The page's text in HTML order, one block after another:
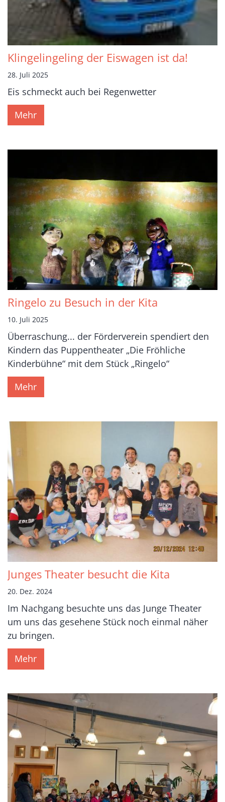
Klingelingeling der Eiswagen ist da!
28. Juli 2025
Eis schmeckt auch bei Regenwetter
Mehr
Ringelo zu Besuch in der Kita
10. Juli 2025
Überraschung... der Förderverein spendiert den
Kindern das Puppentheater „Die Fröhliche
Kinderbühne“ mit dem Stück „Ringelo“
Mehr
Junges Theater besucht die Kita
20. Dez. 2024
Im Nachgang besuchte uns das Junge Theater
um uns das gesehene Stück noch einmal näher
zu bringen.
Mehr